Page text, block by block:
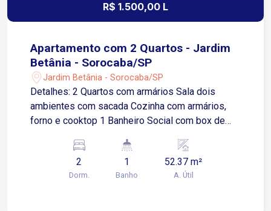
R$ 1.500,00 L
Apartamento com 2 Quartos - Jardim
Betânia - Sorocaba/SP
Jardim Betânia - Sorocaba/SP
Detalhes: 2 Quartos com armários Sala dois
ambientes com sacada Cozinha com armários,
forno e cooktop 1 Banheiro Social com box de
garagem coberta Localização: Aproximadamente
3 minutos da Avenida Ipanema. Fácil acesso à
Avenida Itavuvu, uma das principais avenidas da
2
Dorm.
1
Banho
52.37 m²
A. Útil